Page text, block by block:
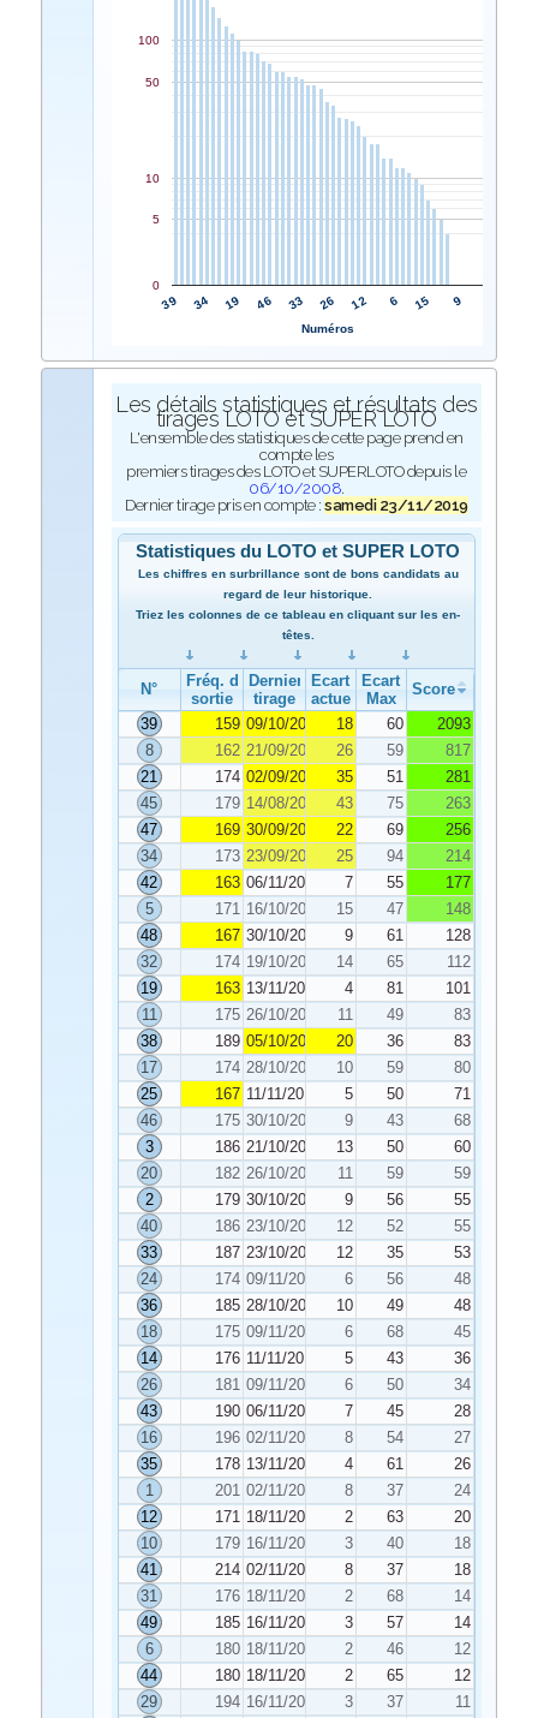
39 34 19 46 33 26 12 6 15 9
0
5
10
50
100
Numéros
Les détails statistiques et résultats des
tirages LOTO et SUPER LOTO
L'ensemble des statistiques de cette page prend en
compte les
premiers tirages des LOTO et SUPERLOTO depuis le
06/10/2008.
Dernier tirage pris en compte :samedi 23/11/2019
Statistiques du LOTO et SUPER LOTO
Les chiffres en surbrillance sont de bons candidats au
regard de leur historique.
Triez les colonnes de ce tableau en cliquant sur les en-
têtes.
N°
Fréq. de
sortie
Dernier
tirage
Ecart
actuel
Ecart
Max
Score
39
159 09/10/2019 18 60
2093
8
162 21/09/2019 26 59
817
21
174 02/09/2019 35 51
281
45
179 14/08/2019 43 75
263
47
169 30/09/2019 22 69
256
34
173 23/09/2019 25 94
214
42
163 06/11/2019 7 55
177
5
171 16/10/2019 15 47
148
48
167 30/10/2019 9 61
128
32
174 19/10/2019 14 65
112
19
163 13/11/2019 4 81
101
11
175 26/10/2019 11 49
83
38
189 05/10/2019 20 36
83
17
174 28/10/2019 10 59
80
25
167 11/11/2019 5 50
71
46
175 30/10/2019 9 43
68
3
186 21/10/2019 13 50
60
20
182 26/10/2019 11 59
59
2
179 30/10/2019 9 56
55
40
186 23/10/2019 12 52
55
33
187 23/10/2019 12 35
53
24
174 09/11/2019 6 56
48
36
185 28/10/2019 10 49
48
18
175 09/11/2019 6 68
45
14
176 11/11/2019 5 43
36
26
181 09/11/2019 6 50
34
43
190 06/11/2019 7 45
28
16
196 02/11/2019 8 54
27
35
178 13/11/2019 4 61
26
1
201 02/11/2019 8 37
24
12
171 18/11/2019 2 63
20
10
179 16/11/2019 3 40
18
41
214 02/11/2019 8 37
18
31
176 18/11/2019 2 68
14
49
185 16/11/2019 3 57
14
6
180 18/11/2019 2 46
12
44
180 18/11/2019 2 65
12
29
194 16/11/2019 3 37
11